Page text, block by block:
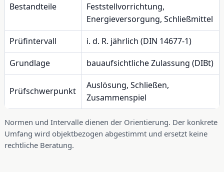
Bestandteile
Feststellvorrichtung,
Energieversorgung, Schließmittel
Prüfintervall
i. d. R. jährlich (DIN 14677-1)
Grundlage
bauaufsichtliche Zulassung (DIBt)
Prüfschwerpunkt
Auslösung, Schließen,
Zusammenspiel
Normen und Intervalle dienen der Orientierung. Der konkrete
Umfang wird objektbezogen abgestimmt und ersetzt keine
rechtliche Beratung.